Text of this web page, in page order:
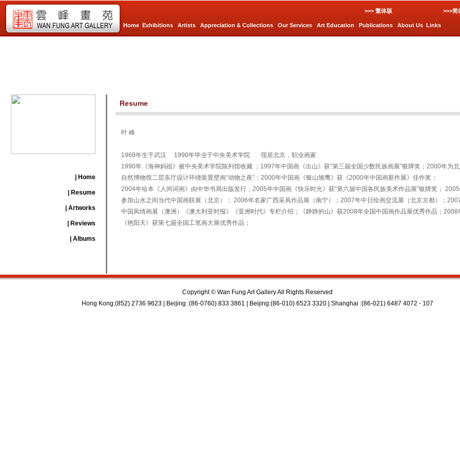
>>> 繁体版 >>>简
Home Exhibitions Artists Appreciation & Collections Our Services Art Education Publications About Us Links
| Home
| Resume
| Artworks
| Reviews
| Albums
Resume
叶 峰
1968年生于武汉 1990年毕业于中央美术学院 现居北京，职业画家
1990年《海神妈祖》被中央美术学院陈列馆收藏 ；1997年中国画《出山》获“第三届全国少数民族画展”银牌奖；2000年为
自然博物馆二层东厅设计环绕装置壁画“动物之夜”；2000年中国画《银山雏鹰》获《2000年中国画新作展》佳作奖；
2004年绘本《人间词画》由中华书局出版发行；2005年中国画《快乐时光》获“第六届中国各民族美术作品展”银牌奖；
参加山水之间当代中国画联展（北京）； 2006年名家广西采风作品展（南宁）；2007年中日绘画交流展（北京京都）；
中国风情画展（澳洲）《澳大利亚时报》《亚洲时代》专栏介绍；《静静的山》获2008年全国中国画作品展优秀作品；2008
《艳阳天》获第七届全国工笔画大展优秀作品；
Copyright © Wan Fung Art Gallery All Rights Reserved
Hong Kong:(852) 2736 9623 | Beijing :(86-0760) 833 3861 | Beijing:(86-010) 6523 3320 | Shanghai :(86-021) 6487 4072 - 107